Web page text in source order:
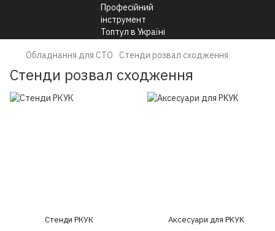
Обладнання для СТО Стенди розвал сходження
Стенди розвал сходження
Стенди РКУК Аксесуари для PKУK